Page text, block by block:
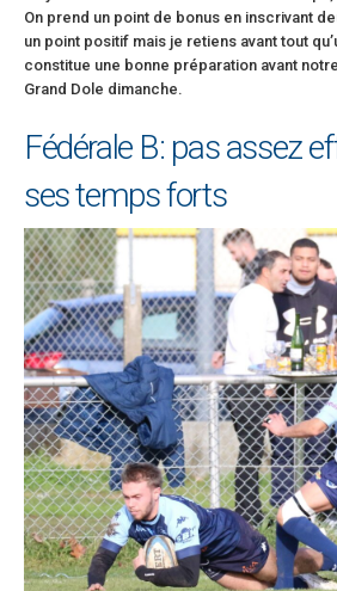
On prend un point de bonus en inscrivant
un point positif mais je retiens avant tout
constitue une bonne préparation avant
Grand Dole dimanche.
Fédérale B: pas assez
ses temps forts